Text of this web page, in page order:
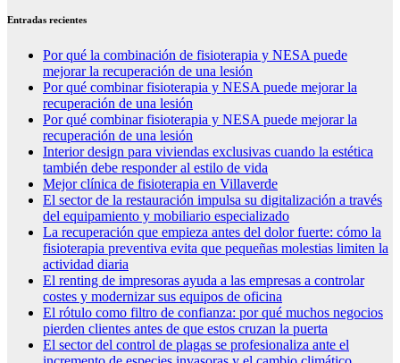
Entradas recientes
Por qué la combinación de fisioterapia y NESA puede
mejorar la recuperación de una lesión
Por qué combinar fisioterapia y NESA puede mejorar la
recuperación de una lesión
Por qué combinar fisioterapia y NESA puede mejorar la
recuperación de una lesión
Interior design para viviendas exclusivas cuando la estética
también debe responder al estilo de vida
Mejor clínica de fisioterapia en Villaverde
El sector de la restauración impulsa su digitalización a través
del equipamiento y mobiliario especializado
La recuperación que empieza antes del dolor fuerte: cómo la
fisioterapia preventiva evita que pequeñas molestias limiten la
actividad diaria
El renting de impresoras ayuda a las empresas a controlar
costes y modernizar sus equipos de oficina
El rótulo como filtro de confianza: por qué muchos negocios
pierden clientes antes de que estos cruzan la puerta
El sector del control de plagas se profesionaliza ante el